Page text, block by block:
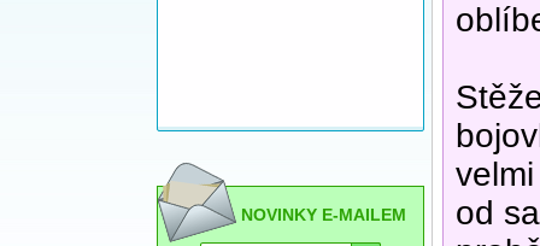
NOVINKY E-MAILEM
od